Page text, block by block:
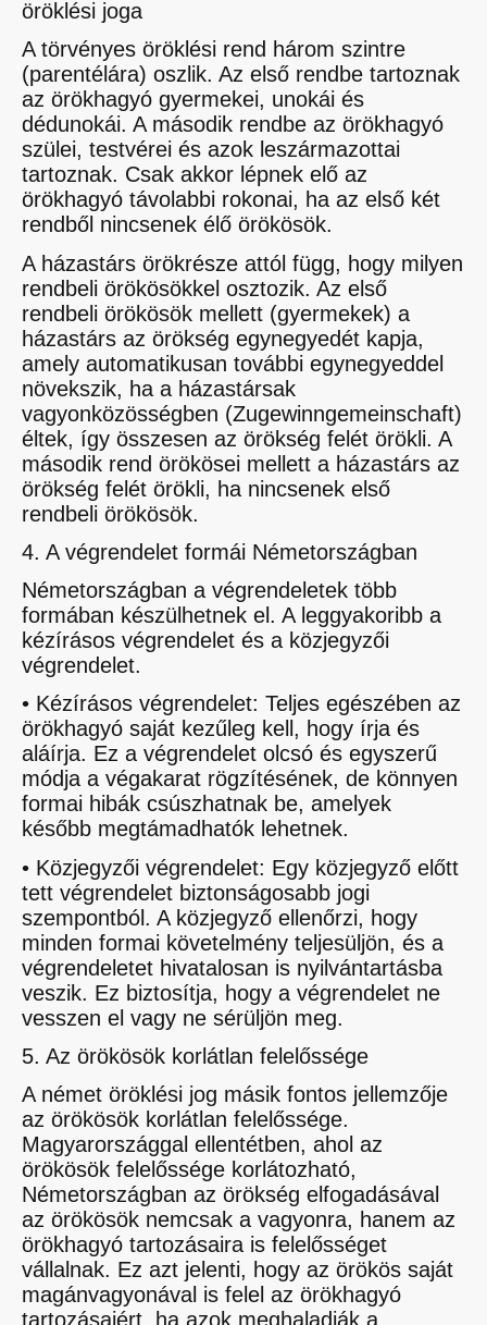
öröklési joga
A törvényes öröklési rend három szintre
(parentélára) oszlik. Az első rendbe tartoznak
az örökhagyó gyermekei, unokái és
dédunokái. A második rendbe az örökhagyó
szülei, testvérei és azok leszármazottai
tartoznak. Csak akkor lépnek elő az
örökhagyó távolabbi rokonai, ha az első két
rendből nincsenek élő örökösök.
A házastárs örökrésze attól függ, hogy milyen
rendbeli örökösökkel osztozik. Az első
rendbeli örökösök mellett (gyermekek) a
házastárs az örökség egynegyedét kapja,
amely automatikusan további egynegyeddel
növekszik, ha a házastársak
vagyonközösségben (Zugewinngemeinschaft)
éltek, így összesen az örökség felét örökli. A
második rend örökösei mellett a házastárs az
örökség felét örökli, ha nincsenek első
rendbeli örökösök.
4. A végrendelet formái Németországban
Németországban a végrendeletek több
formában készülhetnek el. A leggyakoribb a
kézírásos végrendelet és a közjegyzői
végrendelet.
• Kézírásos végrendelet: Teljes egészében az
örökhagyó saját kezűleg kell, hogy írja és
aláírja. Ez a végrendelet olcsó és egyszerű
módja a végakarat rögzítésének, de könnyen
formai hibák csúszhatnak be, amelyek
később megtámadhatók lehetnek.
• Közjegyzői végrendelet: Egy közjegyző előtt
tett végrendelet biztonságosabb jogi
szempontból. A közjegyző ellenőrzi, hogy
minden formai követelmény teljesüljön, és a
végrendeletet hivatalosan is nyilvántartásba
veszik. Ez biztosítja, hogy a végrendelet ne
vesszen el vagy ne sérüljön meg.
5. Az örökösök korlátlan felelőssége
A német öröklési jog másik fontos jellemzője
az örökösök korlátlan felelőssége.
Magyarországgal ellentétben, ahol az
örökösök felelőssége korlátozható,
Németországban az örökség elfogadásával
az örökösök nemcsak a vagyonra, hanem az
örökhagyó tartozásaira is felelősséget
vállalnak. Ez azt jelenti, hogy az örökös saját
magánvagyonával is felel az örökhagyó
tartozásaiért, ha azok meghaladják a